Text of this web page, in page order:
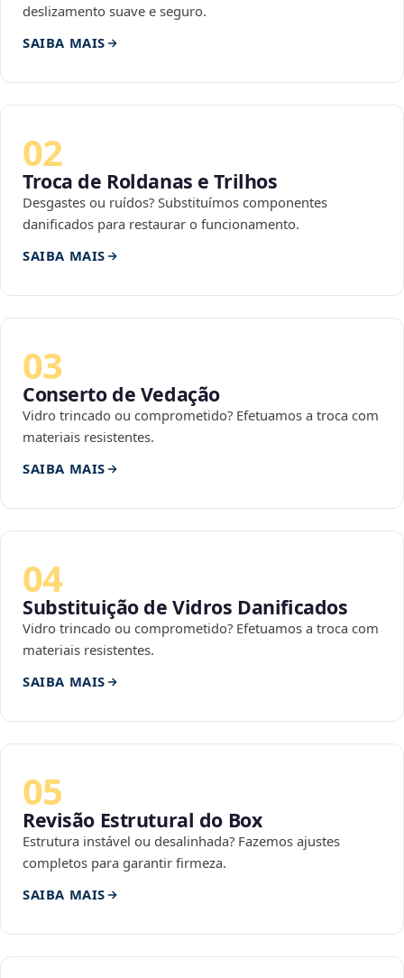
deslizamento suave e seguro.
SAIBA MAIS
02
Troca de Roldanas e Trilhos
Desgastes ou ruídos? Substituímos componentes
danificados para restaurar o funcionamento.
SAIBA MAIS
03
Conserto de Vedação
Vidro trincado ou comprometido? Efetuamos a troca com
materiais resistentes.
SAIBA MAIS
04
Substituição de Vidros Danificados
Vidro trincado ou comprometido? Efetuamos a troca com
materiais resistentes.
SAIBA MAIS
05
Revisão Estrutural do Box
Estrutura instável ou desalinhada? Fazemos ajustes
completos para garantir firmeza.
SAIBA MAIS